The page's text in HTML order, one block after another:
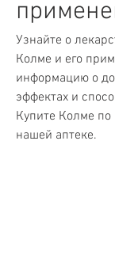
Узнайте о
Колме и его
информацию о
эффектах и
Купите Колме по
нашей аптеке.